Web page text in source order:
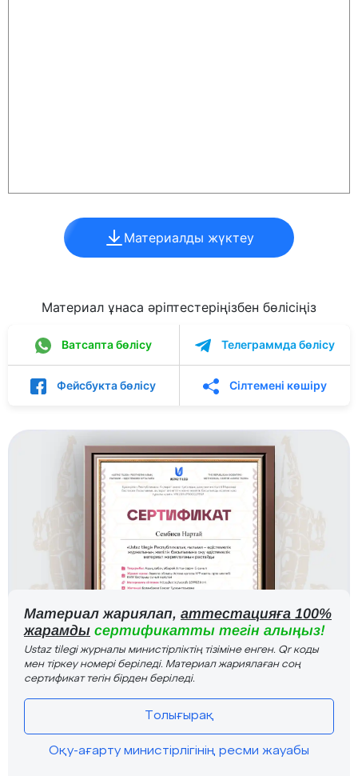
Материалды жүктеу
Материал ұнаса әріптестеріңізбен бөлісіңіз
Ватсапта бөлісу Телеграммда бөлісу
Фейсбукта бөлісу Сілтемені көшіру
Материал жариялап, аттестацияға 100%
жарамды сертификатты тегін алыңыз!
Ustaz tilegi журналы министірліктің тізіміне енген. Qr коды
мен тіркеу номері беріледі. Материал жариялаған соң
сертификат тегін бірден беріледі.
Толығырақ
Оқу-ағарту министірлігінің ресми жауабы